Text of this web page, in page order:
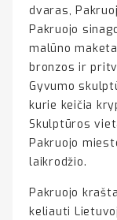
dvaras,
Pakruojo
malūno
bronzos ir
Gyvumo
kurie keičia
Skulptūros
Pakruojo
laikrodžio.
Pakruojo
keliauti